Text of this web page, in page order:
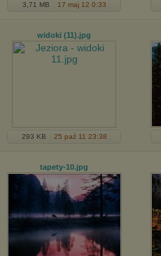
3,71 MB 17 maj 12 0:33
widoki (11).jpg
293 KB 25 paź 11 23:38
tapety-10.jpg